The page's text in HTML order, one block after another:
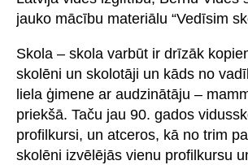
jauko mācību materiālu “Vedīsim
Skola – skola varbūt ir drīzāk
skolēni un skolotāji un kāds no
liela ģimene ar audzinātāju –
priekšā. Taču jau 90. gados
profilkursi, un atceros, kā no trim
skolēni izvēlējās vienu profilkursu